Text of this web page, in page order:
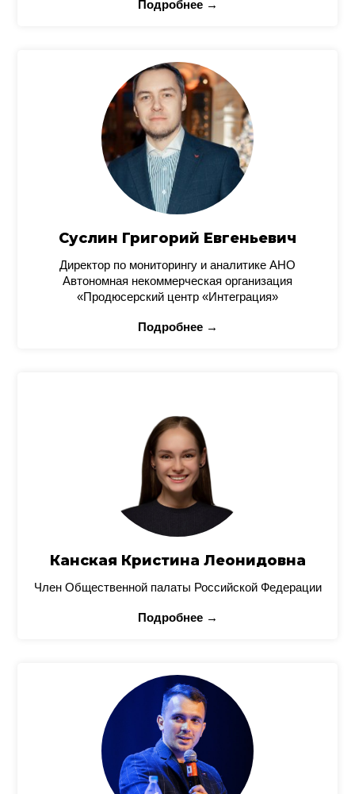
Подробнее →
Суслин Григорий Евгеньевич
Директор по мониторингу и аналитике АНО
Автономная некоммерческая организация
«Продюсерский центр «Интеграция»
Подробнее →
Канская Кристина Леонидовна
Член Общественной палаты Российской Федерации
Подробнее →